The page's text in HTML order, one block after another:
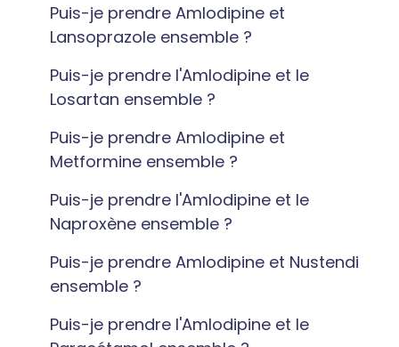
Puis-je prendre Amlodipine et
Lansoprazole ensemble ?
Puis-je prendre l'Amlodipine et le
Losartan ensemble ?
Puis-je prendre Amlodipine et
Metformine ensemble ?
Puis-je prendre l'Amlodipine et le
Naproxène ensemble ?
Puis-je prendre Amlodipine et Nustendi
ensemble ?
Puis-je prendre l'Amlodipine et le